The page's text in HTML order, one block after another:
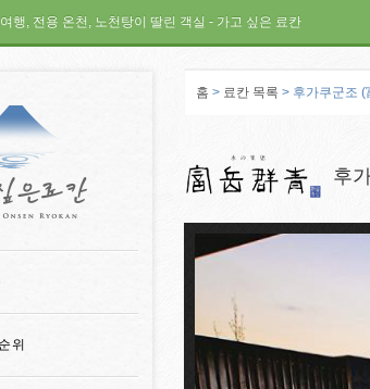
행, 전용 온천, 노천탕이 딸린 객실 - 가고 싶은 료칸
위
홈 > 료칸 목록 > 후가쿠군조 (
후